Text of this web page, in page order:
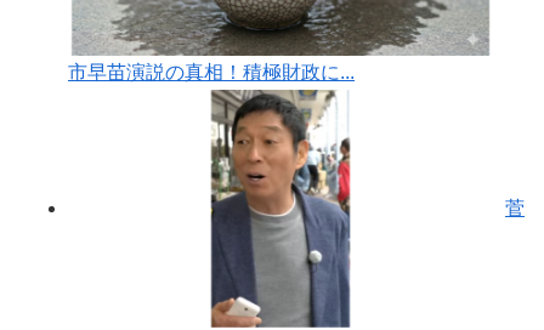
市早苗演説の真相！積極財政に...
菅